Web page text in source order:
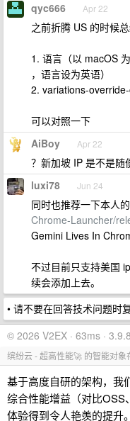
qyc666 Apr 22
之前折腾 US 的时候
1. 语言（以 macOS
，语言设为英语）
2. variations-
可以对照一下
AiBoy Apr 22
？新加坡 IP 是不是随
luxi78 Jun 24
同时也推荐一下本人
Chrome-Launcher/
Gemini Lives In
不过目前只支持美国
续会添加上去。
• 请不要在回答技术问题时
© 2026 V2EX · 63ms ·
缤纷云 - 超高性能🚀 的智能对象
基于高度自研的架构，我
综合性能增益（对比OSS
体验得到令人艳羡的提升。